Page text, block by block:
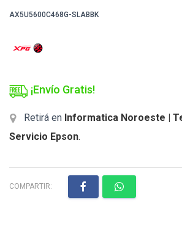
AX5U5600C468G-SLABBK
¡Envío Gratis!
Retirá en Informatica Noroeste |
Servicio Epson.
COMPARTIR: